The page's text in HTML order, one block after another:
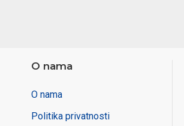
O nama
O nama
Politika privatnosti